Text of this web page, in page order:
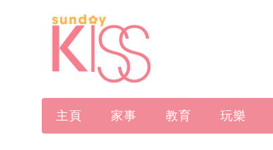
主頁 家事 教育 玩樂